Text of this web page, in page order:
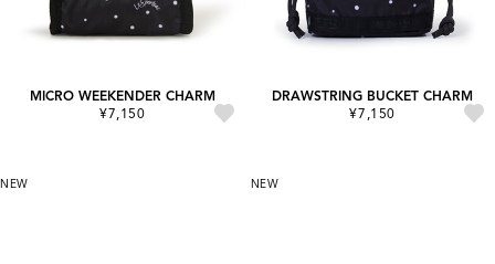
MICRO WEEKENDER CHARM
¥7,150
DRAWSTRING BUCKET CHARM
¥7,150
NEW NEW